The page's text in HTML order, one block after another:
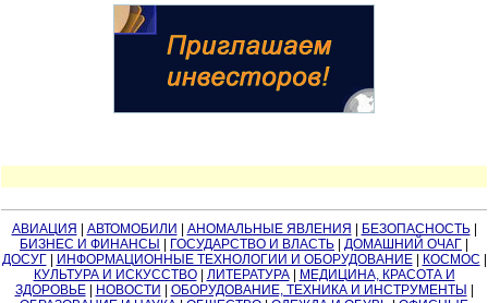
АВИАЦИЯ АВТОМОБИЛИ АНОМАЛЬНЫЕ ЯВЛЕНИЯ БЕЗОПАСНОСТЬ|
БИЗНЕС И ФИНАНСЫ
ГОСУДАРСТВО И ВЛАСТЬ ДОМАШНИЙ ОЧАГ
ДОСУГ| ИНФОРМАЦИОННЫЕ ТЕХНОЛОГИИ И ОБОРУДОВАНИЕ| КОСМОС
КУЛЬТУРА И ИСКУССТВО| ЛИТЕРАТУРА|
МЕДИЦИНА, КРАСОТА И
ЗДОРОВЬЕ| НОВОСТИ ОБОРУДОВАНИЕ, ТЕХНИКА И ИНСТРУМЕНТЫ